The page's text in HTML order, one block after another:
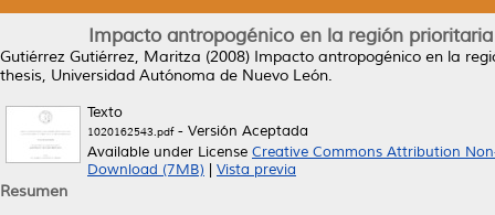
Impacto antropogénico en la región
Gutiérrez Gutiérrez, Maritza (2008) Impacto antropogénico en la
thesis, Universidad Autónoma de Nuevo León.
Texto
1020162543.pdf- Versión Aceptada
Available under License Creative Commons Attribution
Download (7MB)
Vista previa
Resumen